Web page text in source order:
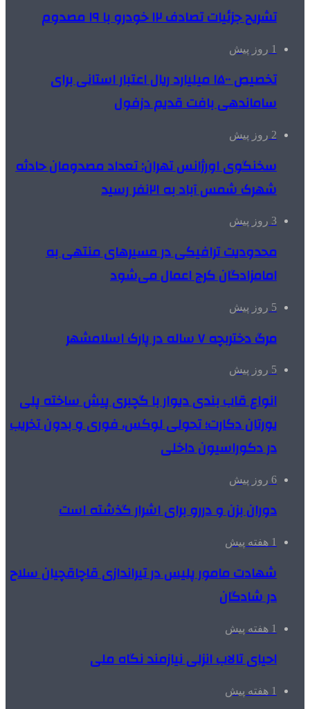
تشریح جزئیات تصادف ۱۲ خودرو با ۱۹ مصدوم
1 روز پیش
تخصیص ۱۵۰۰ میلیارد ریال اعتبار استانی برای
ساماندهی بافت قدیم دزفول
2 روز پیش
سخنگوی اورژانس تهران: تعداد مصدومان حادثه
شهرک شمس آباد به ۲۱نفر رسید
3 روز پیش
محدودیت ترافیکی در مسیرهای منتهی به
امامزادگان کرج اعمال می‌شود
5 روز پیش
مرگ دختربچه ۷ ساله در پارک اسلامشهر
5 روز پیش
انواع قاب بندی دیوار با گچبری پیش ساخته پلی
یورتان دکارت؛ تحولی لوکس، فوری و بدون تخریب
در دکوراسیون داخلی
6 روز پیش
دوران بزن و دررو برای اشرار گذشته است
1 هفته پیش
شهادت مامور پلیس در تیراندازی قاچاقچیان سلاح
در شادگان
1 هفته پیش
احیای تالاب انزلی نیازمند نگاه ملی
1 هفته پیش